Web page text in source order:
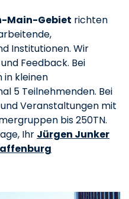
Main-Gebiet richten
Institutionen. Wir
Feedback. Bei
in kleinen
5 Teilnehmenden. Bei
Veranstaltungen mit
bis 250TN.
Ihr Jürgen Junker